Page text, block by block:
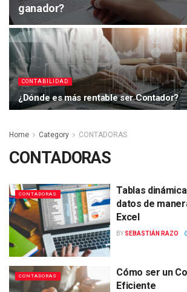
ganador?
CONTABILIDAD
¿Dónde es más rentable ser Contador?
Home Category CONTADORAS
CONTADORAS
CONTADORAS
Tablas
datos de
Excel
BY SEBASTIÁN RAZO
CONTADORAS
Cómo ser un
Eficiente